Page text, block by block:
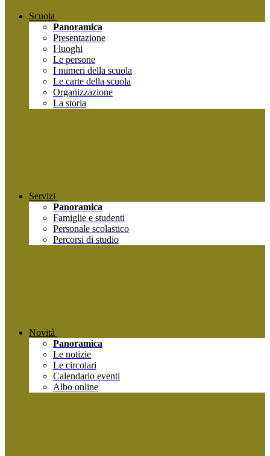
Scuola
Panoramica
Presentazione
I luoghi
Le persone
I numeri della scuola
Le carte della scuola
Organizzazione
La storia
Servizi
Panoramica
Famiglie e studenti
Personale scolastico
Percorsi di studio
Novità
Panoramica
Le notizie
Le circolari
Calendario eventi
Albo online